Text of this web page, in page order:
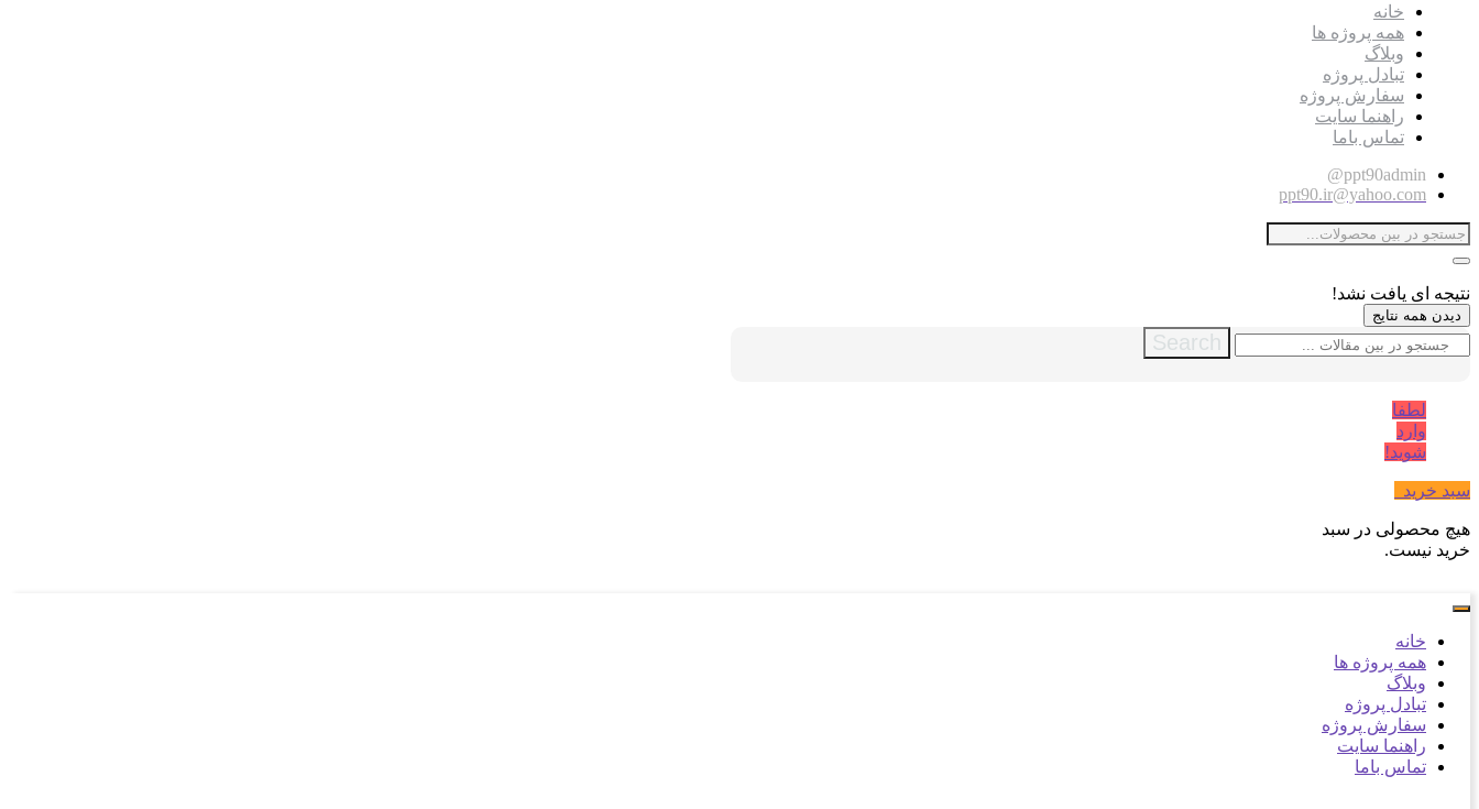
خانه
همه پروژه ها
وبلاگ
تبادل پروژه
سفارش پروژه
راهنما سایت
تماس باما
ppt90admin@
ppt90.ir@yahoo.com
نتیجه ای یافت نشد!
دیدن همه نتایج
Search
لطفا
وارد
شوید!
سبد خرید
هیچ محصولی در سبد
خرید نیست.
خانه
همه پروژه ها
وبلاگ
تبادل پروژه
سفارش پروژه
راهنما سایت
تماس باما